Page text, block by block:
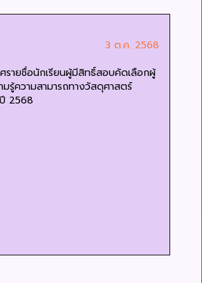
3 ต.ค. 2568
ศรายชื่อนักเรียนผู้มีสิทธิ์สอบคัดเลือกผู้
มรู้ความสามารถทางวัสดุศาสตร์
2568